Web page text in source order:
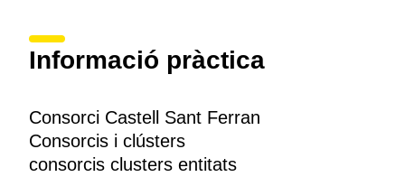
Informació pràctica
Consorci Castell Sant Ferran
Consorcis i clústers
consorcis clusters entitats